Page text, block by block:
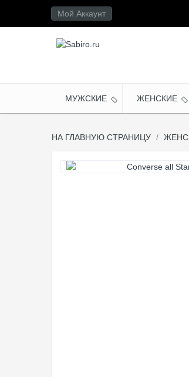
Мой Аккаунт
МУЖСКИЕ ЖЕНСКИЕ
НА ГЛАВНУЮ СТРАНИЦУ